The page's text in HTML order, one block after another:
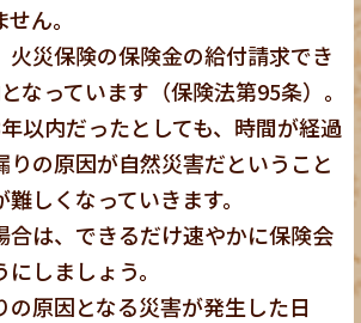
ん。
火災保険の保険金の給付請求でき
なっています（保険法第95条）。
以内だったとしても、時間が経過
りの原因が自然災害だということ
しくなっていきます。
合は、できるだけ速やかに保険会
しましょう。
の原因となる災害が発生した日